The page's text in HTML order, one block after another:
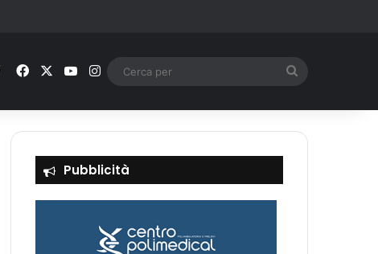
Facebook You TubeInstagram
Pubblicità